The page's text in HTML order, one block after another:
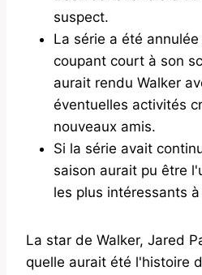
suspect.
La série a été
coupant court à son
aurait rendu Walker
éventuelles activités
nouveaux amis.
Si la série avait
saison aurait pu être
les plus intéressants à
La star de Walker, Jared
quelle aurait été l'histoire